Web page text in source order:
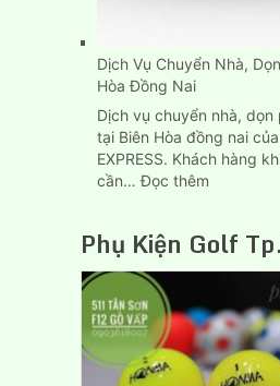
Dịch Vụ Chuyển Nhà,
Hòa Đồng Nai
Dịch vụ chuyển nhà,
tại Biên Hòa đồng nai
EXPRESS. Khách hàng
cần…Đọc thêm:
Chuyển
Nhà,
Trọ
Giá
Rẻ
Biên
Phụ Kiện Golf